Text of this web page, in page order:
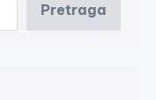
Pretraga